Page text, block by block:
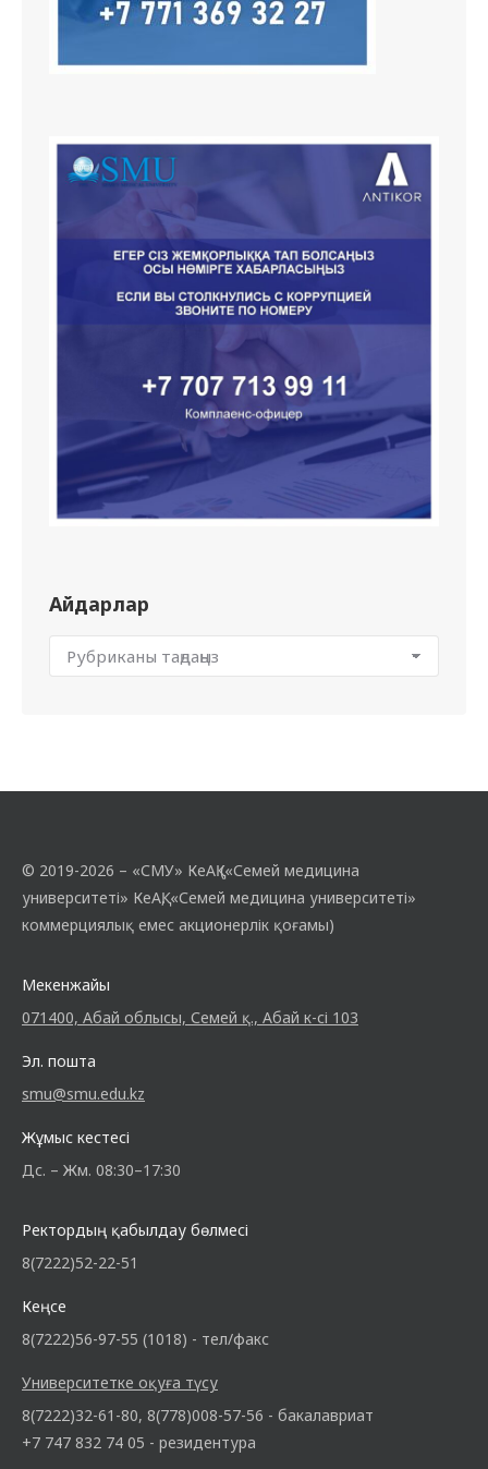
Айдарлар
© 2019-2026 – «СМУ» КеАҚ («Семей медицина
университеті» КеАҚ, «Семей медицина университеті»
коммерциялық емес акционерлік қоғамы)
Мекенжайы
071400, Абай облысы, Семей қ., Абай к-сі 103
Эл. пошта
smu@smu.edu.kz
Жұмыс кестесі
Дс. – Жм. 08:30–17:30
Ректордың қабылдау бөлмесі
8(7222)52-22-51
Кеңсе
8(7222)56-97-55 (1018) - тел/факс
Университетке оқуға түсу
8(7222)32-61-80, 8(778)008-57-56 - бакалавриат
+7 747 832 74 05 - резидентура